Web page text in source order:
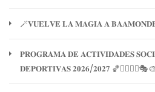
🪄𝐕𝐔𝐄𝐋𝐕𝐄 𝐋𝐀 𝐌𝐀𝐆𝐈𝐀 𝐀 𝐁𝐀𝐀𝐌𝐎𝐍𝐃𝐄
𝐏𝐑𝐎𝐆𝐑𝐀𝐌𝐀 𝐃𝐄 𝐀𝐂𝐓𝐈𝐕𝐈𝐃𝐀𝐃𝐄𝐒
𝐃𝐄𝐏𝐎𝐑𝐓𝐈𝐕𝐀𝐒 𝟐𝟎𝟐𝟔/𝟐𝟎𝟐𝟕